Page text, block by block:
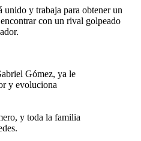
unido y trabaja para obtener un
con un rival golpeado
Gómez, ya le
y evoluciona
y toda la familia